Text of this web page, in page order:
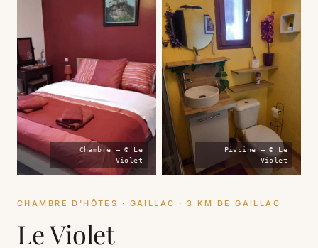
Chambre — © Le
Violet
Piscine — © Le
Violet
CHAMBRE D'HÔTES · GAILLAC · 3 KM DE GAILLAC
Le Violet